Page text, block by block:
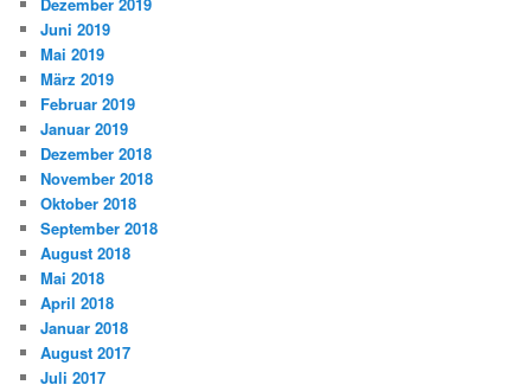
Juni 2019
Mai 2019
März 2019
Februar 2019
Januar 2019
Dezember 2018
November 2018
Oktober 2018
September 2018
August 2018
Mai 2018
April 2018
Januar 2018
August 2017
Juli 2017